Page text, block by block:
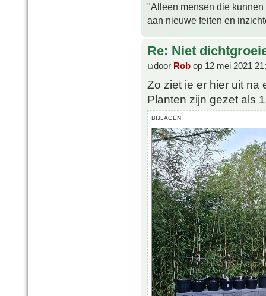
"Alleen mensen die
aan nieuwe feiten en
Re: Niet
door Rob op 12 mei 2021
Zo ziet ie er hier uit na
Planten zijn gezet als
BIJLAGEN